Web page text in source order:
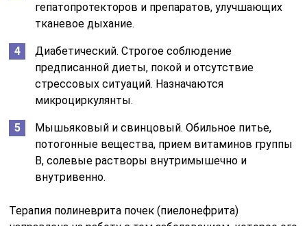
гепатопротекторов и препаратов, улучшающих
тканевое дыхание.
Диабетический. Строгое соблюдение
предписанной диеты, покой и отсутствие
стрессовых ситуаций. Назначаются
микроциркулянты.
Мышьяковый и свинцовый. Обильное питье,
потогонные вещества, прием витаминов группы
B, солевые растворы внутримышечно и
внутривенно.
Терапия полиневрита почек (пиелонефрита)